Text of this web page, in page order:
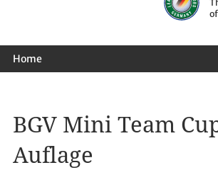
Home
BGV Mini Team
Auflage